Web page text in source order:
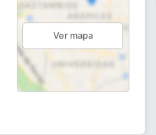
Ver mapa